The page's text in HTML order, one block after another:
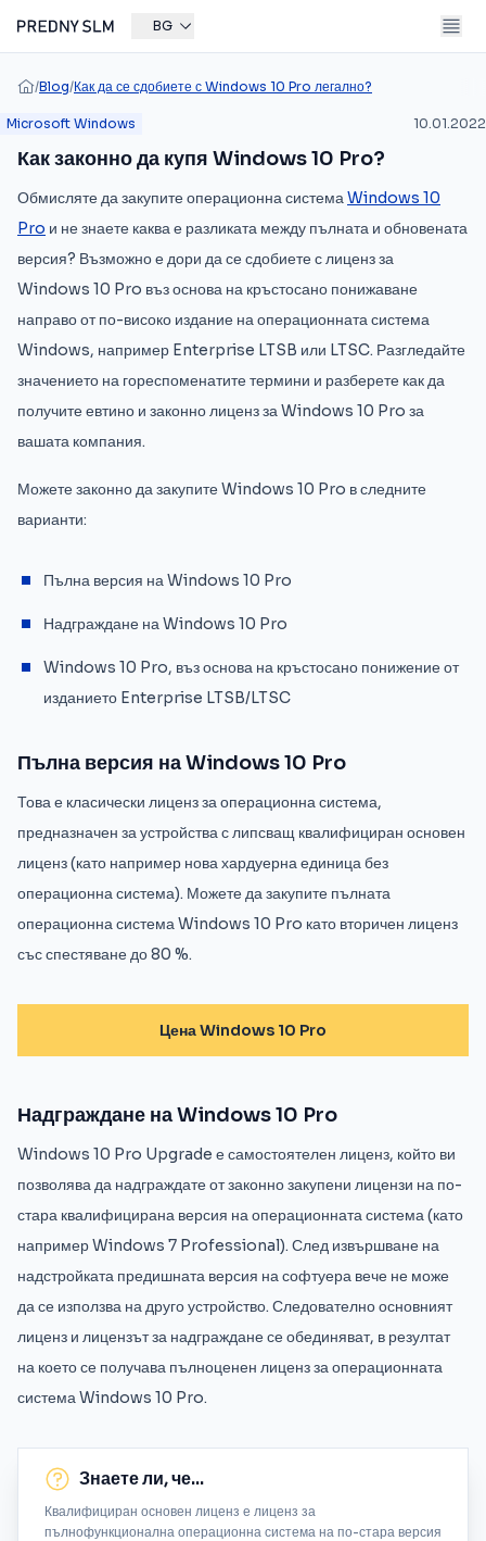
BG
/Blog/Как да се сдобиете с Windows 10 Pro легално?
Microsoft Windows 10.01.2022
Как законно да купя Windows 10 Pro?
Обмисляте да закупите операционна системаWindows 10
Pro и не знаете каква е разликата между пълната и обновената
версия? Възможно е дори да се сдобиете с лиценз за
Windows 10 Pro въз основа на кръстосано понижаване
направо от по-високо издание на операционната система
Windows, например Enterprise LTSB или LTSC. Разгледайте
значението на гореспоменатите термини и разберете как да
получите евтино и законно лиценз за Windows 10 Pro за
вашата компания.
Можете законно да закупите Windows 10 Pro в следните
варианти:
Пълна версия на Windows 10 Pro
Надграждане на Windows 10 Pro
Windows 10 Pro, въз основа на кръстосано понижение от
изданието Enterprise LTSB/LTSC
Пълна версия на Windows 10 Pro
Това е класически лиценз за операционна система,
предназначен за устройства с липсващ квалифициран основен
лиценз (като например нова хардуерна единица без
операционна система). Можете да закупите пълната
операционна система Windows 10 Pro като вторичен лиценз
със спестяване до 80 %.
Цена Windows 10 Pro
Надграждане на Windows 10 Pro
Windows 10 Pro Upgrade е самостоятелен лиценз, който ви
позволява да надграждате от законно закупени лицензи на по-
стара квалифицирана версия на операционната система (като
например Windows 7 Professional). След извършване на
надстройката предишната версия на софтуера вече не може
да се използва на друго устройство. Следователно основният
лиценз и лицензът за надграждане се обединяват, в резултат
на което се получава пълноценен лиценз за операционната
система Windows 10 Pro.
Знаете ли, че...
Квалифициран основен лиценз е лиценз за
пълнофункционална операционна система на по-стара версия